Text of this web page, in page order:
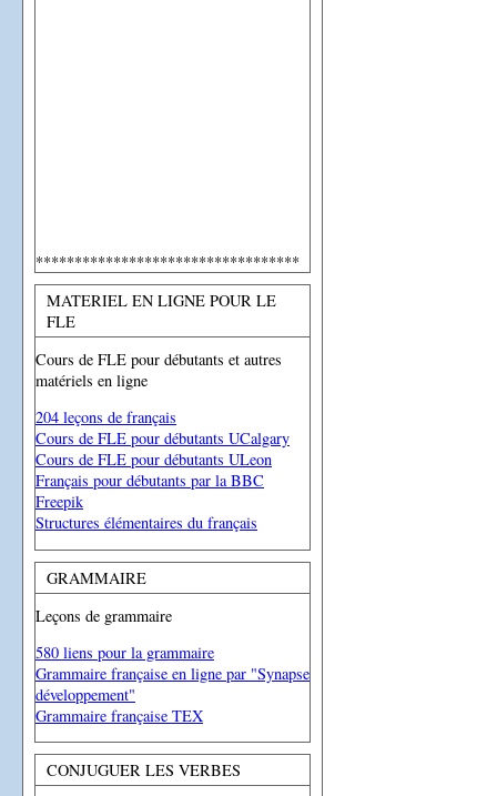
**********************************
MATERIEL EN LIGNE POUR LE
FLE
Cours de FLE pour débutants et autres
matériels en ligne
204 leçons de français
Cours de FLE pour débutants UCalgary
Cours de FLE pour débutants ULeon
Français pour débutants par la BBC
Freepik
Structures élémentaires du français
GRAMMAIRE
Leçons de grammaire
580 liens pour la grammaire
Grammaire française en ligne par "Synapse
développement"
Grammaire française TEX
CONJUGUER LES VERBES